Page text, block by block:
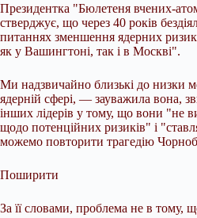
Президентка "Бюлетеня вчених-
стверджує, що через 40 років
питаннях зменшення ядерних
як у Вашингтоні, так і в Москві".
Ми надзвичайно близькі до низки
ядерній сфері, — зауважила вона,
інших лідерів у тому, що вони "не
щодо потенційних ризиків" і
можемо повторити трагедію
Поширити
За її словами, проблема не в тому,